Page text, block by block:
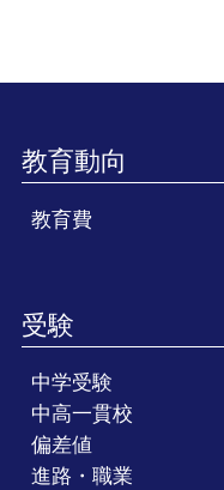
教育動向
教育費
受験
中学受験
中高一貫校
偏差値
進路・職業